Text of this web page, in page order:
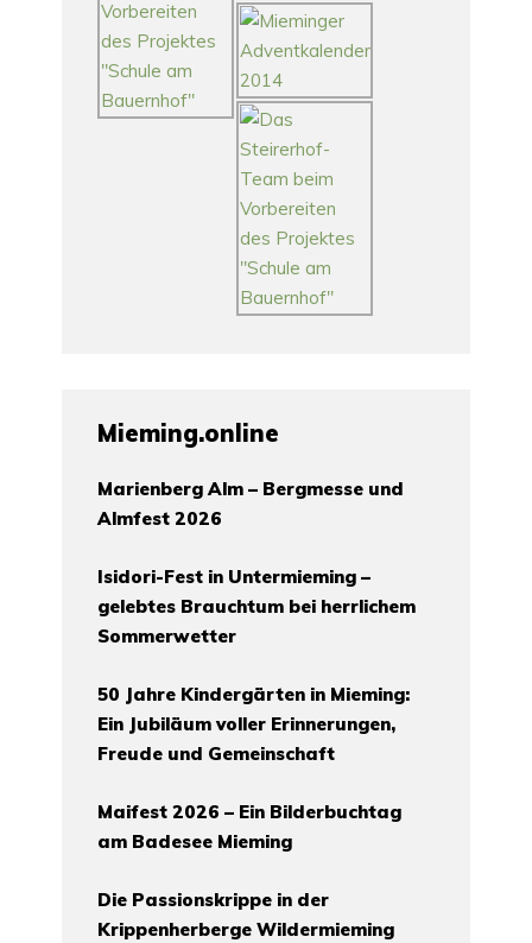
Mieming.online
Marienberg Alm – Bergmesse und
Almfest 2026
Isidori-Fest in Untermieming –
gelebtes Brauchtum bei herrlichem
Sommerwetter
50 Jahre Kindergärten in Mieming:
Ein Jubiläum voller Erinnerungen,
Freude und Gemeinschaft
Maifest 2026 – Ein Bilderbuchtag
am Badesee Mieming
Die Passionskrippe in der
Krippenherberge Wildermieming